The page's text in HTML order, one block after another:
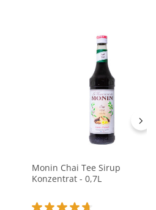
Monin Chai Tee Sirup
Konzentrat - 0,7L